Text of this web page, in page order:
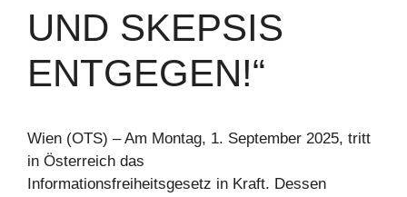
UND SKEPSIS
ENTGEGEN!“
Wien (OTS) – Am Montag, 1. September 2025, tritt
in Österreich das
Informationsfreiheitsgesetz in Kraft. Dessen